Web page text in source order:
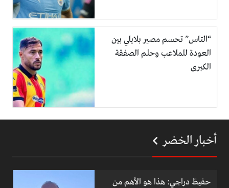
“التاس” تحسم مصير بلايلي بين
العودة للملاعب وحلم الصفقة
الكبرى
أخبار الخضر
حفيظ دراجي: هذا هو الأهم من